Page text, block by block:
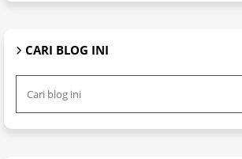
CARI BLOG INI